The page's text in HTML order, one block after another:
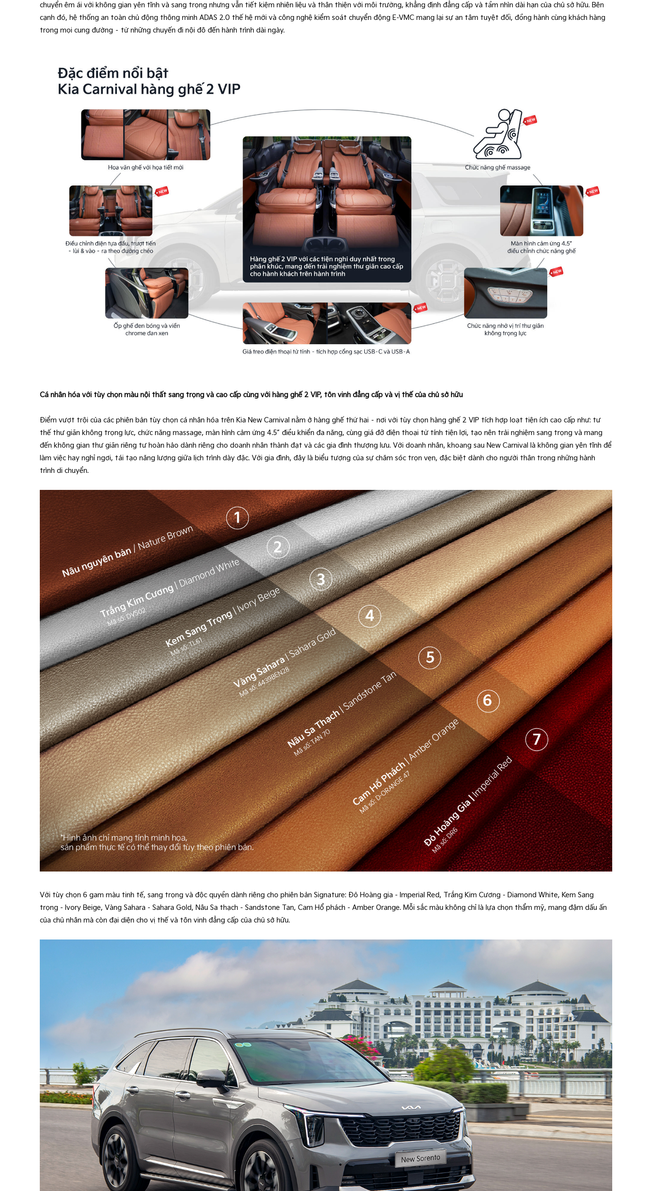
chuyển êm ái với không gian yên tĩnh và sang trọng nhưng vẫn tiết kiệm nhiên liệu và thân thiện với môi trường, khẳng định đẳng cấp và tầm nhìn dài hạn của chủ sở hữu. Bên
cạnh đó, hệ thống an toàn chủ động thông minh ADAS 2.0 thế hệ mới và công nghệ kiểm soát chuyển động E-VMC mang lại sự an tâm tuyệt đối, đồng hành cùng khách hàng
trong mọi cung đường – từ những chuyến đi nội đô đến hành trình dài ngày.
Cá nhân hóa với tùy chọn màu nội thất sang trọng và cao cấp cùng với hàng ghế 2 VIP, tôn vinh đẳng cấp và vị thế của chủ sở hữu
Điểm vượt trội của các phiên bản tùy chọn cá nhân hóa trên Kia New Carnival nằm ở hàng ghế thứ hai – nơi với tùy chọn hàng ghế 2 VIP tích hợp loạt tiện ích cao cấp như: tư
thế thư giãn không trọng lực, chức năng massage, màn hình cảm ứng 4.5” điều khiển đa năng, cùng giá đỡ điện thoại từ tính tiện lợi, tạo nên trải nghiệm sang trọng và mang
đến không gian thư giãn riêng tư hoàn hảo dành riêng cho doanh nhân thành đạt và các gia đình thượng lưu. Với doanh nhân, khoang sau New Carnival là không gian yên tĩnh để
làm việc hay nghỉ ngơi, tái tạo năng lượng giữa lịch trình dày đặc. Với gia đình, đây là biểu tượng của sự chăm sóc trọn vẹn, đặc biệt dành cho người thân trong những hành
trình di chuyển.
Với tùy chọn 6 gam màu tinh tế, sang trọng và độc quyền dành riêng cho phiên bản Signature: Đỏ Hoàng gia - Imperial Red, Trắng Kim Cương - Diamond White, Kem Sang
trọng - Ivory Beige, Vàng Sahara - Sahara Gold, Nâu Sa thạch - Sandstone Tan, Cam Hổ phách - Amber Orange. Mỗi sắc màu không chỉ là lựa chọn thẩm mỹ, mang đậm dấu ấn
của chủ nhân mà còn đại diện cho vị thế và tôn vinh đẳng cấp của chủ sở hữu.